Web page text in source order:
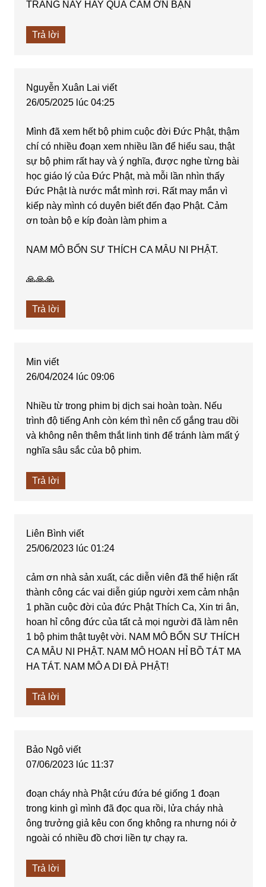
TRANG NAY HAY QUÁ CẢM ƠN BẠN
Trả lời
Nguyễn Xuân Lai viết
26/05/2025 lúc 04:25
Mình đã xem hết bộ phim cuộc đời Đức Phật, thậm
chí có nhiều đoạn xem nhiều lần để hiểu sau, thật
sự bộ phim rất hay và ý nghĩa, được nghe từng bài
học giáo lý của Đức Phật, mà mỗi lần nhìn thấy
Đức Phật là nước mắt mình rơi. Rất may mắn vì
kiếp này mình có duyên biết đến đạo Phật. Cảm
ơn toàn bộ e kíp đoàn làm phim a
NAM MÔ BỔN SƯ THÍCH CA MÂU NI PHẬT.
🙏🙏🙏
Trả lời
Min viết
26/04/2024 lúc 09:06
Nhiều từ trong phim bị dịch sai hoàn toàn. Nếu
trình độ tiếng Anh còn kém thì nên cố gắng trau dồi
và không nên thêm thắt linh tinh để tránh làm mất ý
nghĩa sâu sắc của bộ phim.
Trả lời
Liên Bình viết
25/06/2023 lúc 01:24
cảm ơn nhà sản xuất, các diễn viên đã thể hiện rất
thành công các vai diễn giúp người xem cảm nhận
1 phần cuộc đời của đức Phật Thích Ca, Xin tri ân,
hoan hỉ công đức của tất cả mọi người đã làm nên
1 bộ phim thật tuyệt vời. NAM MÔ BỔN SƯ THÍCH
CA MÂU NI PHẬT. NAM MÔ HOAN HỈ BỒ TÁT MA
HA TÁT. NAM MÔ A DI ĐÀ PHẬT!
Trả lời
Bảo Ngô viết
07/06/2023 lúc 11:37
đoạn cháy nhà Phật cứu đứa bé giống 1 đoạn
trong kinh gì mình đã đọc qua rồi, lửa cháy nhà
ông trưởng giả kêu con ổng không ra nhưng nói ở
ngoài có nhiều đồ chơi liền tự chạy ra.
Trả lời